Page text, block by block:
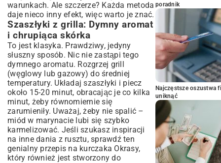
warunkach. Ale szczerze? Każda metoda
daje nieco inny efekt, więc warto je znać.
Szaszłyki z grilla: Dymny aromat
i chrupiąca skórka
To jest klasyka. Prawdziwy, jedyny
słuszny sposób. Nic nie zastąpi tego
dymnego aromatu. Rozgrzej grill
(węglowy lub gazowy) do średniej
temperatury. Układaj szaszłyki i piecz
około 15-20 minut, obracając je co kilka
minut, żeby równomiernie się
zarumieniły. Uważaj, żeby nie spalić –
miód w marynacie lubi się szybko
karmelizować. Jeśli szukasz inspiracji
na inne dania z rusztu, sprawdź ten
genialny przepis na kurczaka Okrasy,
który również jest stworzony do
poradnik
Najczęstsze oszustwa
uniknąć